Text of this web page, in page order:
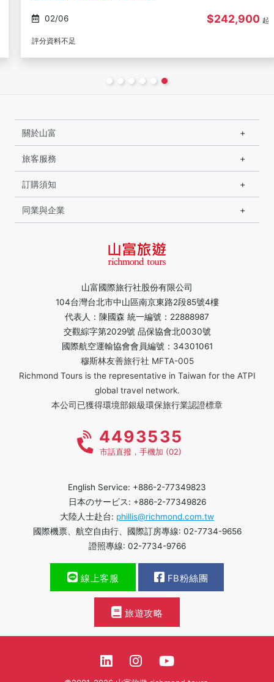
02/06 $242,900 起
評分資料不足
山富國際旅行社股份有限公司
104台灣台北市中山區南京東路2段85號4樓
代表人：陳國森 統一編號：22888987
交觀綜字第2029號 品保協會北0030號
國際航空運輸協會會員編號：34301061
穆斯林友善旅行社 MFTA-005
Richmond Tours is the representative in Taiwan for the ATPI
global travel network.
本公司已獲得環境部銀級環保旅行業認證標章
關於山富
旅客服務
訂購須知
同業與企業
4493535
市話直撥，手機加 (02)
English Service: +886-2-77349823
日本のサービス: +886-2-77349826
大陸人士赴台: phillis@richmond.com.tw
國際機票、航空自由行、國際訂房專線: 02-7734-9656
證照專線: 02-7734-9766
線上客服 FB粉絲團
旅遊攻略